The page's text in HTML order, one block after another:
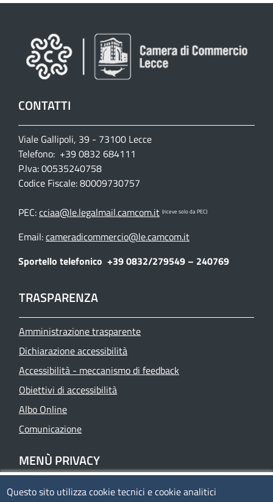
CONTATTI
Viale Gallipoli, 39 - 73100 Lecce
Telefono: +39 0832 684111
P.Iva: 00535240758
Codice Fiscale: 80009730757
PEC:cciaa@le.legalmail.camcom.it (riceve solo da PEC)
Email:cameradicommercio@le.camcom.it
Sportello telefonico +39 0832/279549 – 240769
TRASPARENZA
Amministrazione trasparente
Dichiarazione accessibilità
Accessibilità - meccanismo di feedback
Obiettivi di accessibilità
Albo Online
Comunicazione
MENÙ PRIVACY
Privacy
Questo sito utilizza cookie tecnici e cookie analitici